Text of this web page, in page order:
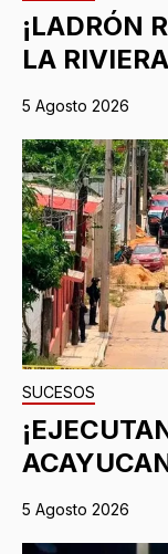
¡LADRÓN
LA
5 Agosto 2026
SUCESOS
5 Agosto 2026